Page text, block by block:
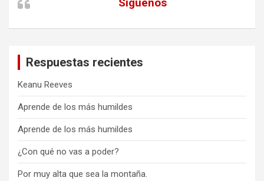
Siguenos
Respuestas recientes
Keanu Reeves
Aprende de los más humildes
Aprende de los más humildes
¿Con qué no vas a poder?
Por muy alta que sea la montaña.